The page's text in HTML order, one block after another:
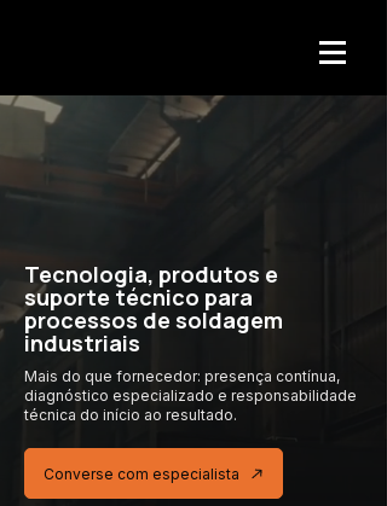
Tecnologia, produtos e
suporte técnico para
processos de soldagem
industriais
Mais do que fornecedor: presença contínua,
diagnóstico especializado e responsabilidade
técnica do início ao resultado.
Converse com especialista